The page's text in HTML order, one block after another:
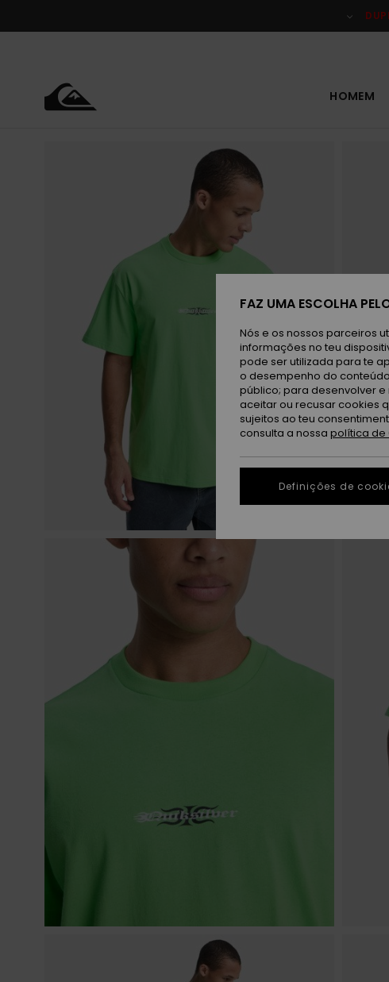
do
HOMEM
FAZ UMA ESCOLHA
Nós e os nossos parceiros
informações no teu
pode ser utilizada para te
o desempenho do
público; para desenvolver
aceitar ou recusar cookies
sujeitos ao teu
consulta a nossa política de
Definições de